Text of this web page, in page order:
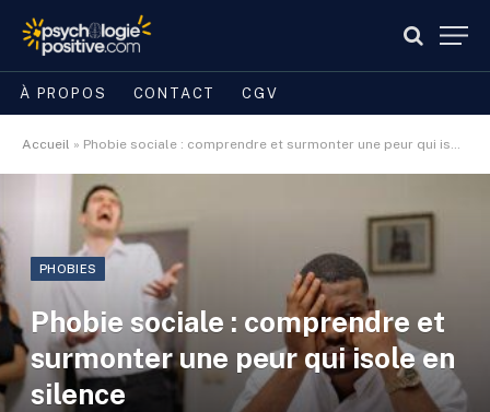
À PROPOS CONTACT CGV
Accueil » Phobie sociale : comprendre et surmonter une peur qui isole en silence
PHOBIES
Phobie sociale : comprendre et
surmonter une peur qui isole en
silence